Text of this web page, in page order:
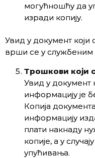
могућношћу да
изради копију.
Увид у документ
врши се у службеним
Трошкови који
Увид у документ
информацију је
Копија
информацију
плати накнаду
копије, а у
упућивања.